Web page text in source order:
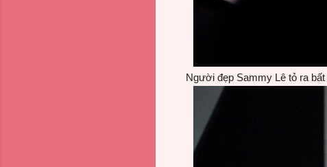
Người đẹp Sammy Lê tỏ ra